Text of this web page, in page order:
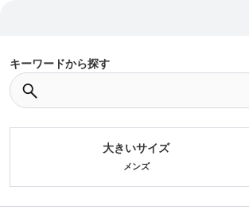
キーワードから探す
大きいサイズ
メンズ